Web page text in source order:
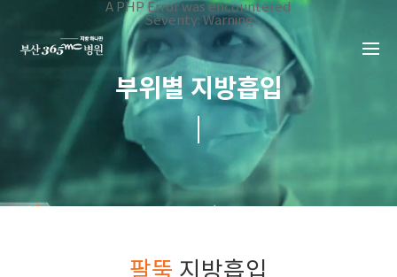
A PHP Error was encountered
Severity: Warning
Message: Invalid argument supplied for foreach()
Filename: _inc/header_body.php
Line Number: 34
Backtrace:
File:
/home/suction/public_html/application/views/mobile/
Line: 34
Function: _error_handler
File:
/home/suction/public_html/application/views/mobile/
Function: include
File:
/home/suction/public_html/application/core/
/home/suction/public_html/application/controllers/
Line: 38
부위별 지방흡입
Liposuction by site
팔뚝 지방흡입